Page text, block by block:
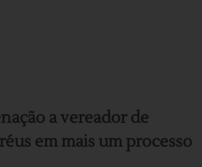
a vereador de
em mais um processo